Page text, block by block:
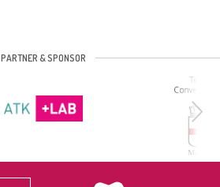
PARTNER & SPONSOR